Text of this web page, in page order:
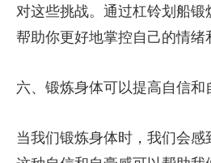
对这些挑战。通过杠铃划船锻
帮助你更好地掌控自己的情绪
六、锻炼身体可以提高自信和
当我们锻炼身体时，我们会感